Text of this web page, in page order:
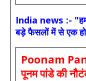
India news :-
बड़े फैसलों में से एक
Poonam
पूनम पांडे की